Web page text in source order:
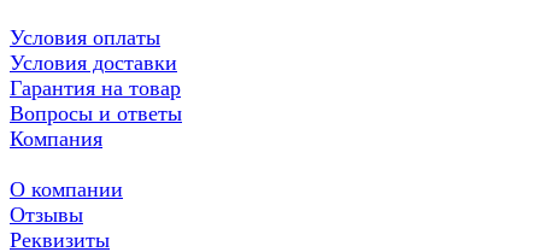
Условия оплаты
Условия доставки
Гарантия на товар
Вопросы и ответы
Компания
О компании
Отзывы
Реквизиты